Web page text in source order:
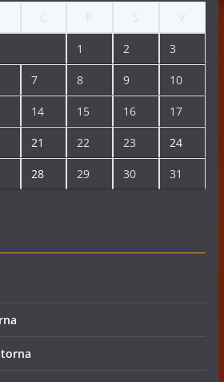
1 2 3
7 8 9 10
14 15 16 17
21 22 23 24
28 29 30 31